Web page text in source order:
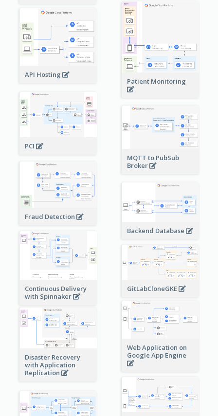
Patient Monitoring
API Hosting
PCI
MQTT to PubSub
Broker
Fraud Detection
Backend Database
Continuous Delivery
with Spinnaker
GitLabCloneGKE
Web Application on
Google App Engine
Disaster Recovery
with Application
Replication